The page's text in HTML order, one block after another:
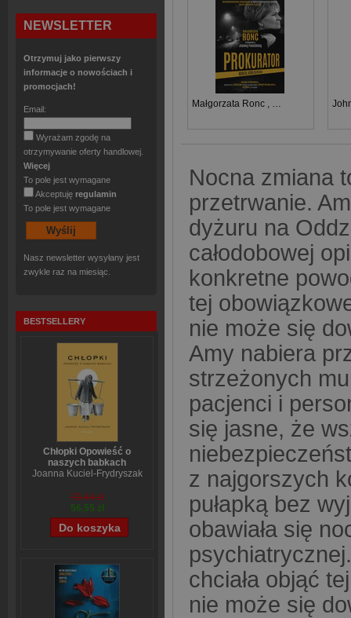
NEWSLETTER
Otrzymuj jako pierwszy
informacje o nowościach i
promocjach!
Email:
Wyrażam zgodę na
otrzymywanie oferty handlowej.
Więcej
To pole jest wymagane
Akceptuję regulamin
To pole jest wymagane
Nasz newsletter wysyłany jest
zwykle raz na miesiąc.
BESTSELLERY
Chłopki Opowieść o
naszych babkach
Joanna Kuciel-Frydryszak
70,44 zł
56,55 zł
Małgorzata Ronc , Joanna
Nocna zmiana
przetrwanie.
dyżuru na
całodobowej
konkretne
tej
nie może się
Amy nabiera
strzeżonych
pacjenci i
się jasne, że
z najgorszych
pułapką bez
obawiała się
chciała objąć
nie może się